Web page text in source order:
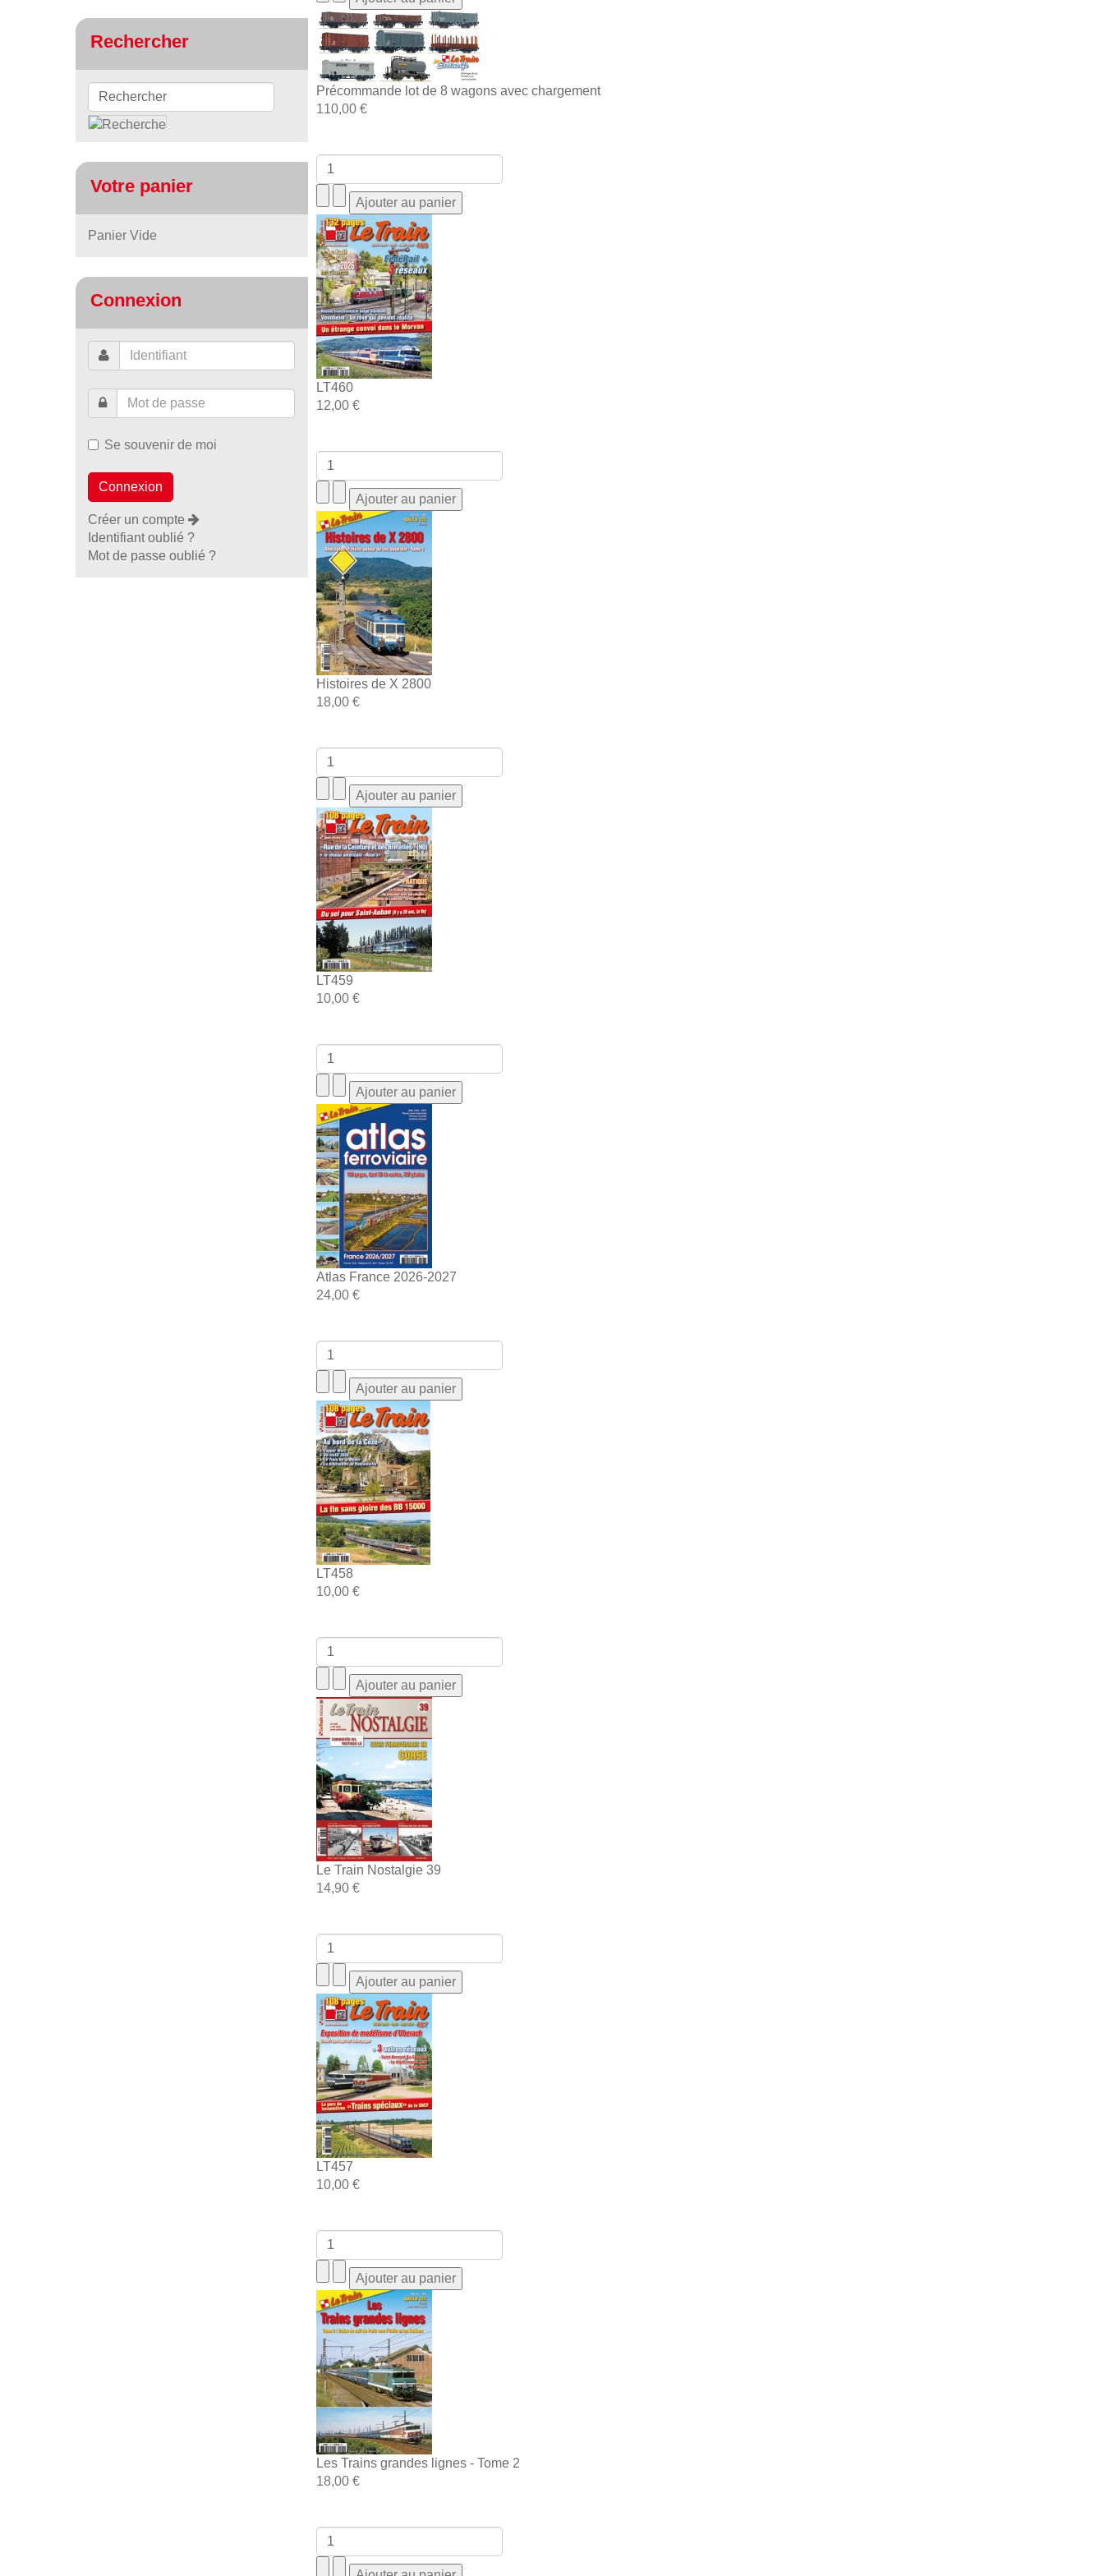
Précommande lot de 8 wagons avec chargement
110,00 €
LT460
12,00 €
Histoires de X 2800
18,00 €
LT459
10,00 €
Atlas France 2026-2027
24,00 €
LT458
10,00 €
Le Train Nostalgie 39
14,90 €
LT457
10,00 €
Les Trains grandes lignes - Tome 2
18,00 €
Rechercher
Votre panier
Panier Vide
Connexion
Se souvenir de moi
Créer un compte
Identifiant oublié ?
Mot de passe oublié ?